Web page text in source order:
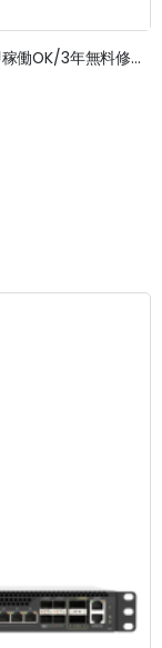
T-262A-4G-IR16T/ドライブ8TB X 2枚搭載/即稼働OK/3年無料修理保証